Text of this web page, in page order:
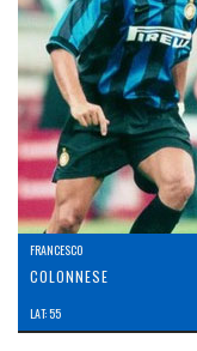
FRANCESCO
COLONNESE
LAT: 55